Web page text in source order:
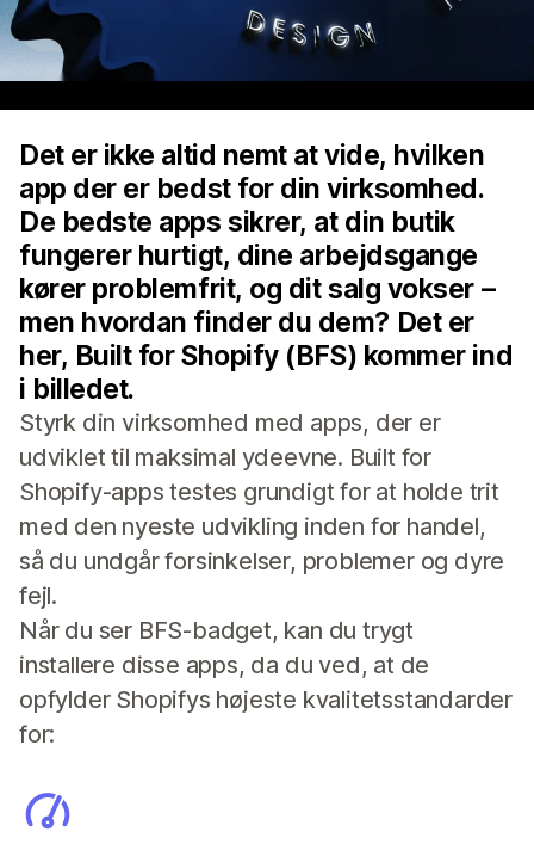
Det er ikke altid nemt at vide, hvilken
app der er bedst for din virksomhed.
De bedste apps sikrer, at din butik
fungerer hurtigt, dine arbejdsgange
kører problemfrit, og dit salg vokser –
men hvordan finder du dem? Det er
her, Built for Shopify (BFS) kommer ind
i billedet.
Styrk din virksomhed med apps, der er
udviklet til maksimal ydeevne. Built for
Shopify-apps testes grundigt for at holde trit
med den nyeste udvikling inden for handel,
så du undgår forsinkelser, problemer og dyre
fejl.
Når du ser BFS-badget, kan du trygt
installere disse apps, da du ved, at de
opfylder Shopifys højeste kvalitetsstandarder
for: